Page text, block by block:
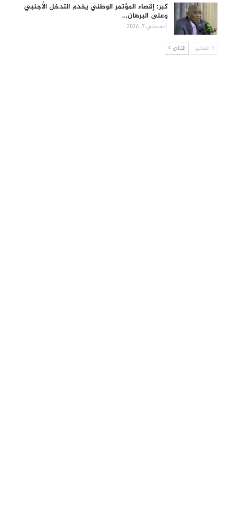
كبر: إقصاء المؤتمر الوطني يخدم التدخل الأجنبي
وعلى البرهان…
أغسطس 7, 2026
السابق التالي